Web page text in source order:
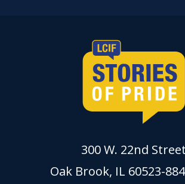
300 W. 22nd Street
Oak Brook, IL 60523-